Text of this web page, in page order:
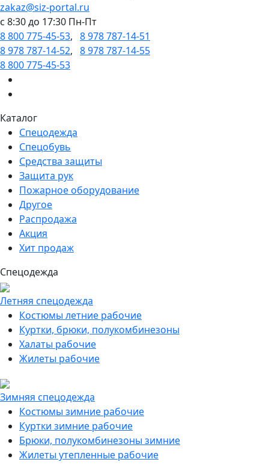
zakaz@siz-portal.ru
c 8:30 до 17:30 Пн-Пт
8 800 775-45-53, 8 978 787-14-51
8 978 787-14-52, 8 978 787-14-55
8 800 775-45-53
Каталог
Спецодежда
Спецобувь
Средства защиты
Защита рук
Пожарное оборудование
Другое
Распродажа
Акция
Хит продаж
Спецодежда
Летняя спецодежда
Костюмы летние рабочие
Куртки, брюки, полукомбинезоны
Халаты рабочие
Жилеты рабочие
Зимняя спецодежда
Костюмы зимние рабочие
Куртки зимние рабочие
Брюки, полукомбинезоны зимние
Жилеты утепленные рабочие